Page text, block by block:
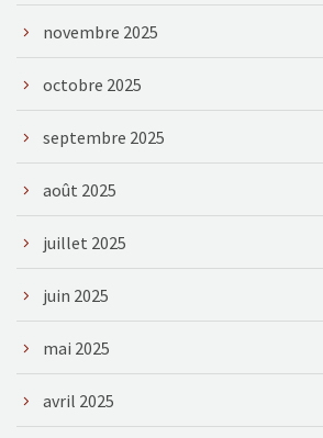
novembre 2025
octobre 2025
septembre 2025
août 2025
juillet 2025
juin 2025
mai 2025
avril 2025